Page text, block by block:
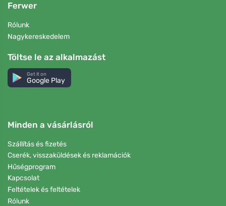
Ferwer
Rólunk
Nagykereskedelem
Töltse le az alkalmazást
Get it on
Google Play
Minden a vásárlásról
Szállítás és fizetés
Cserék, visszaküldések és reklamációk
Hűségprogram
Kapcsolat
Feltételek és feltételek
Rólunk